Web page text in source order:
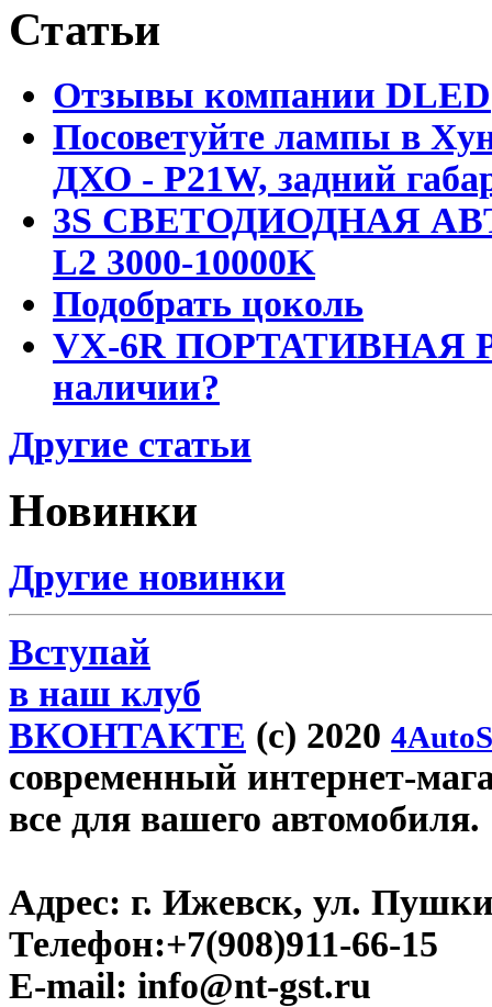
Статьи
Отзывы компании DLED
Посоветуйте лампы в
ДХО - P21W, задний
3S СВЕТОДИОДНАЯ
L2 3000-10000K
Подобрать цоколь
VX-6R ПОРТАТИВНАЯ
наличии?
Другие статьи
Новинки
Другие новинки
Вступай
в наш клуб
ВКОНТАКТЕ (c) 2020
современный интернет-
все для вашего автомобиля.
Адрес: г. Ижевск, ул.
Телефон:+7(908)911-66-15
E-mail: info@nt-gst.ru